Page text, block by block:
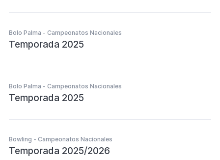
Bolo Palma - Campeonatos Nacionales
Temporada 2025
Bolo Palma - Campeonatos Nacionales
Temporada 2025
Bowling - Campeonatos Nacionales
Temporada 2025/2026